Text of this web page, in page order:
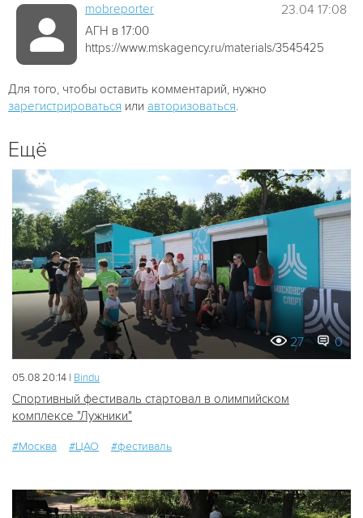
mobreporter 23.04 17:08
АГН в 17:00
https://www.mskagency.ru/materials/3545425
Для того, чтобы оставить комментарий, нужно
зарегистрироваться или авторизоваться
Ещё
27 0
05.08 20:14 | Bindu
Спортивный фестиваль стартовал в олимпийском
комплексе "Лужники"
#Москва #ЦАО #фестиваль